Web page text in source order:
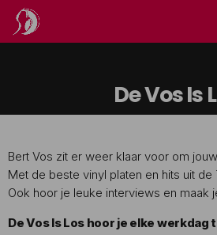
De Vos Is
Bert Vos zit er weer klaar voor om
Met de beste vinyl platen en hits uit de
Ook hoor je leuke interviews en maak
De Vos Is Los hoor je elke